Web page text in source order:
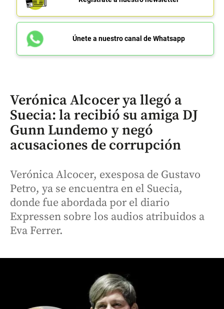
Únete a nuestro canal de Whatsapp
Verónica Alcocer ya llegó a
Suecia: la recibió su amiga DJ
Gunn Lundemo y negó
acusaciones de corrupción
Verónica Alcocer, exesposa de Gustavo
Petro, ya se encuentra en el Suecia,
donde fue abordada por el diario
Expressen sobre los audios atribuidos a
Eva Ferrer.